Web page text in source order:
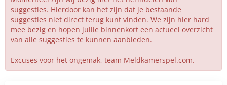
suggesties. Hierdoor kan het zijn dat je bestaande
suggesties niet direct terug kunt vinden. We zijn hier hard
mee bezig en hopen jullie binnenkort een actueel overzicht
van alle suggesties te kunnen aanbieden.
Excuses voor het ongemak, team Meldkamerspel.com.